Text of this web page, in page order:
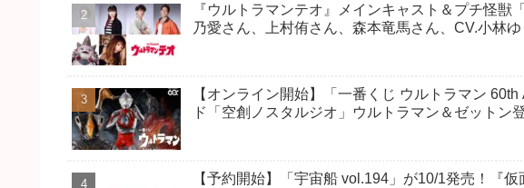
『ウルトラマンテオ』メインキャスト＆プチ怪獣
乃愛さん、上村侑さん、森本竜馬さん、CV.小林ゆ
【オンライン開始】「一番くじ ウルトラマン
ド「空創ノスタルジオ」ウルトラマン＆ゼットン
【予約開始】「宇宙船 vol.194」が10/1発売！『